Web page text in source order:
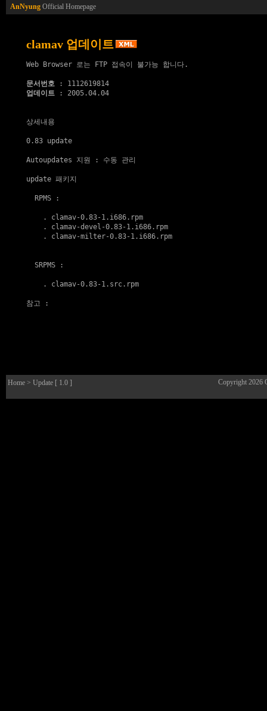
AnNyung Official Homepage
clamav 업데이트
Web Browser 로는 FTP 접속이 불가능 합니다.
문서번호
업데이트 : 2005.04.04
상세내용
0.83 update
Autoupdates 지원 : 수동 관리
update 패키지
  RPMS :
    .
clamav-0.83-1.i686.rpm
    .
clamav-devel-0.83-1.i686.rpm
    .
clamav-milter-0.83-1.i686.rpm
  SRPMS :
    .
clamav-0.83-1.src.rpm
참고 :
Home > Update [ 1.0 ] Copyright 2026